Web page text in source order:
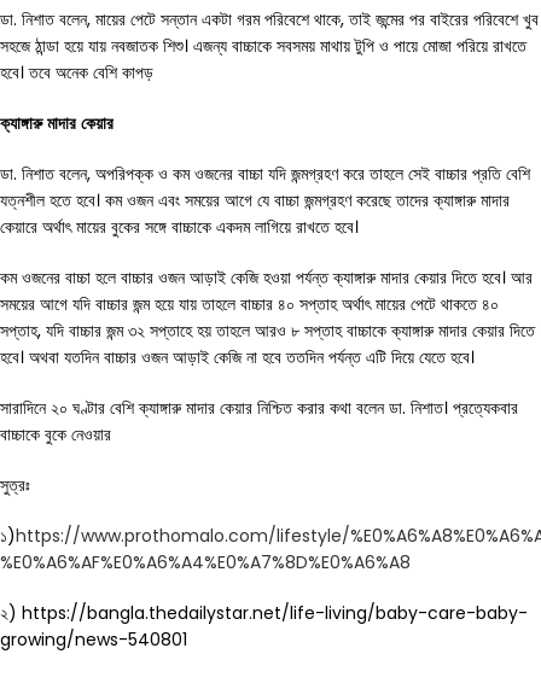
ডা. নিশাত বলেন, মায়ের পেটে সন্তান একটা গরম পরিবেশে থাকে, তাই জন্মের পর বাইরের পরিবেশে খুব
সহজে ঠান্ডা হয়ে যায় নবজাতক শিশু। এজন্য বাচ্চাকে সবসময় মাথায় টুপি ও পায়ে মোজা পরিয়ে রাখতে
হবে। তবে অনেক বেশি কাপড়
ক্যাঙ্গারু মাদার কেয়ার
ডা. নিশাত বলেন, অপরিপক্ক ও কম ওজনের বাচ্চা যদি জন্মগ্রহণ করে তাহলে সেই বাচ্চার প্রতি বেশি
যত্নশীল হতে হবে। কম ওজন এবং সময়ের আগে যে বাচ্চা জন্মগ্রহণ করেছে তাদের ক্যাঙ্গারু মাদার
কেয়ারে অর্থাৎ মায়ের বুকের সঙ্গে বাচ্চাকে একদম লাগিয়ে রাখতে হবে।
কম ওজনের বাচ্চা হলে বাচ্চার ওজন আড়াই কেজি হওয়া পর্যন্ত ক্যাঙ্গারু মাদার কেয়ার দিতে হবে। আর
সময়ের আগে যদি বাচ্চার জন্ম হয়ে যায় তাহলে বাচ্চার ৪০ সপ্তাহ অর্থাৎ মায়ের পেটে থাকতে ৪০
সপ্তাহ, যদি বাচ্চার জন্ম ৩২ সপ্তাহে হয় তাহলে আরও ৮ সপ্তাহ বাচ্চাকে ক্যাঙ্গারু মাদার কেয়ার দিতে
হবে। অথবা যতদিন বাচ্চার ওজন আড়াই কেজি না হবে ততদিন পর্যন্ত এটি দিয়ে যেতে হবে।
সারাদিনে ২০ ঘণ্টার বেশি ক্যাঙ্গারু মাদার কেয়ার নিশ্চিত করার কথা বলেন ডা. নিশাত। প্রত্যেকবার
বাচ্চাকে বুকে নেওয়ার
সুত্রঃ
১)https://www.prothomalo.com/lifestyle/
%E0%A6%AF%E0%A6%A4%E0%A7%8D%E0%A6%A8
২) https://bangla.thedailystar.net/life-living/baby-care-baby-
growing/news-540801